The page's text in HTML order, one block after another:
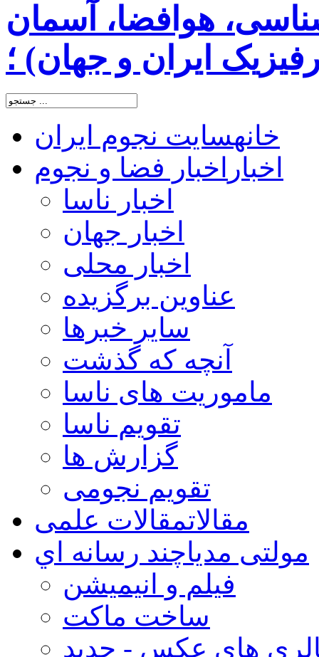
هوافضا، آسمان
ایران و جهان) ؛
خانهسایت نجوم ایران
اخبار اخبار فضا و نجوم
اخبار ناسا
اخبار جهان
اخبار محلی
عناوین برگزیده
سایر خبرها
آنچه که گذشت
ماموریت های ناسا
تقویم ناسا
گزارش ها
تقویم نجومی
مقالاتمقالات علمی
مولتی مدیاچند رسانه اي
فیلم و انیمیشن
ساخت ماکت
های عکس - جدید